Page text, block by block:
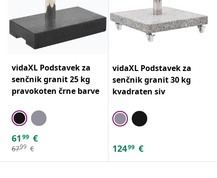
vidaXL Podstavek za
senčnik granit 25 kg
pravokoten črne barve
61 99 €
6799 €
vidaXL Podstavek za
senčnik granit 30 kg
kvadraten siv
12499 €